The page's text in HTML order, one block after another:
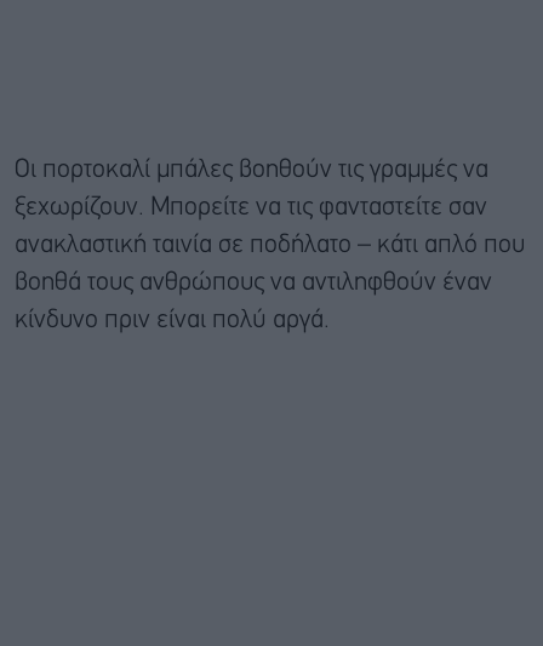
Οι πορτοκαλί μπάλες βοηθούν τις γραμμές να
ξεχωρίζουν. Μπορείτε να τις φανταστείτε σαν
ανακλαστική ταινία σε ποδήλατο – κάτι απλό που
βοηθά τους ανθρώπους να αντιληφθούν έναν
κίνδυνο πριν είναι πολύ αργά.